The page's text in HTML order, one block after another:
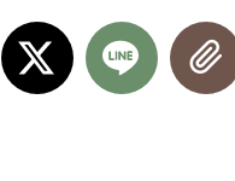
ส่งข่าวประชาสัมพันธ์
ส่งข่าวประชาสัมพันธ์